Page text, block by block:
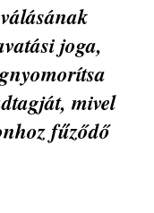
joga,
mivel
fűződő